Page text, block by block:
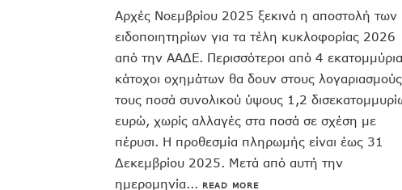
Αρχές Νοεμβρίου 2025 ξεκινά η αποστολή των
ειδοποιητηρίων για τα τέλη κυκλοφορίας 2026
από την ΑΑΔΕ. Περισσότεροι από 4 εκατομμύρια
κάτοχοι οχημάτων θα δουν στους λογαριασμούς
τους ποσά συνολικού ύψους 1,2
ευρώ, χωρίς αλλαγές στα ποσά σε σχέση με
πέρυσι. Η προθεσμία πληρωμής είναι έως 31
Δεκεμβρίου 2025. Μετά από αυτή την
ημερομηνία... READ MORE